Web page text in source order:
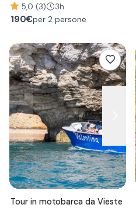
5,0 (3) 3h
190€per 2 persone
Tour in motobarca da Vieste